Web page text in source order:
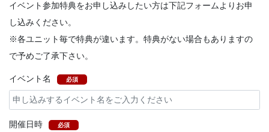
イベント参加特典をお申し込みしたい方は下記フォームよりお申
し込みください。
※各ユニット毎で特典が違います。特典がない場合もありますの
で予めご了承下さい。
イベント名 必須
開催日時 必須